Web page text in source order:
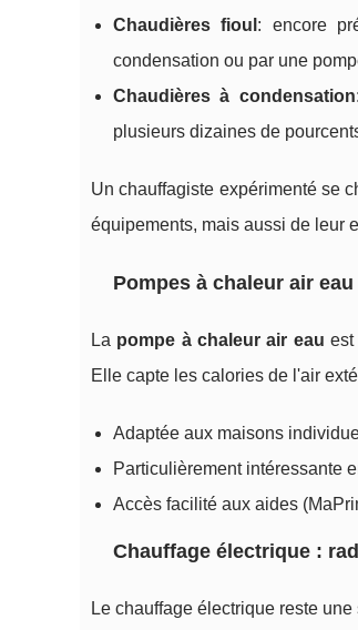
Chaudières fioul : encore
condensation ou par une
Chaudières à condensation
plusieurs dizaines de
Un chauffagiste expérimenté se
équipements, mais aussi de leur
Pompes à chaleur air eau
La pompe à chaleur air eau est
Elle capte les calories de l'air
Adaptée aux maisons
Particulièrement intéressante
Accès facilité aux aides
Chauffage électrique :
Le chauffage électrique reste